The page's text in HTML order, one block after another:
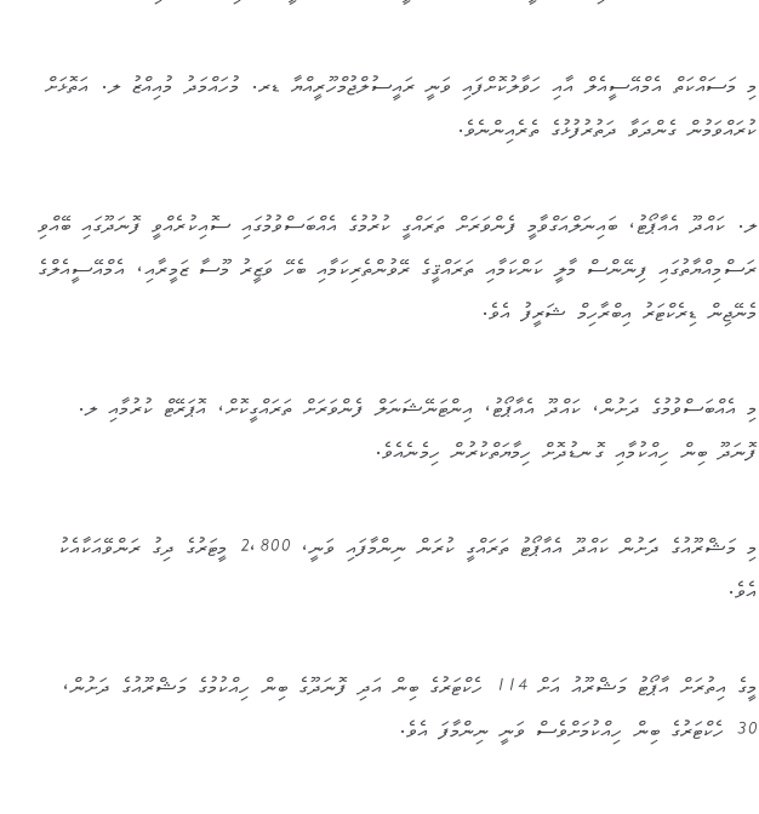
މި މަސައްކަތް އެމްއޭސީއެލް އާއި ހަވާލުކޮށްފައި ވަނީ ރައީސުލްޖުމްހޫރީއްޔާ ޑރ. މުހައްމަދު މުއިއްޒު ލ. އަތޮޅަށް
ކުރައްވަމުން ގެންދަވާ ދަތުރުފުޅުގެ ތެރެއިންނެވެ.
ލ. ކައްދޫ އެއާޕޯޓު، ބައިނަލްއަގްވާމީ ފެންވަރަށް ތަރައްގީ ކުރުމުގެ އެއްބަސްވުމުގައި ސޮއިކުރެއްވީ ފޮނަދޫގައި ބޭއްވި
ރަސްމިއްޔާތުގައި ފިނޭންސް މާލީ ކަންކަމާއި ތަރައްޤީގެ ރޭވުންތެރިކަމާއި ބެހޭ ވަޒީރު މޫސާ ޒަމީރާއި، އެމްއޭސީއެލްގެ
މެނޭޖިން ޑިރެކްޓަރު އިބްރާހިމް ޝަރީފު އެވެ.
މި އެއްބަސްވުމުގެ ދަށުން، ކައްދޫ އެއާޕޯޓު، އިންޓަނޭޝަނަލް ފެންވަރަށް ތަރައްގީކޮށް، އޮޕަރޭޓް ކުރުމާއި ލ.
ފޮނަދޫ ބިން ހިއްކުމާއި ގޮނޑުދޮށް ހިމާޔަތްކުރުން ހިމެނެއެވެ.
މި މަޝްރޫއުގެ ދަަށުން ކައްދޫ އެއާޕޯޓު ތަރައްގީ ކުރަން ނިންމާފައި ވަނީ، 2،800 މީޓަރުގެ ދިގު ރަންވޭއަކާއެކު
އެވެ.
މީގެ އިތުރަށް އާޕޯޓު މަޝްރޫއު އަށް 114 ހެކްޓަރުގެ ބިން އަދި ފޮނަދޫގެ ބިން ހިއްކުމުގެ މަޝްރޫއުގެ ދަށުން،
30 ހެކްޓަރުގެ ބިން ހިއްކުމަށްވެސް ވަނީ ނިންމާފަ އެވެ.